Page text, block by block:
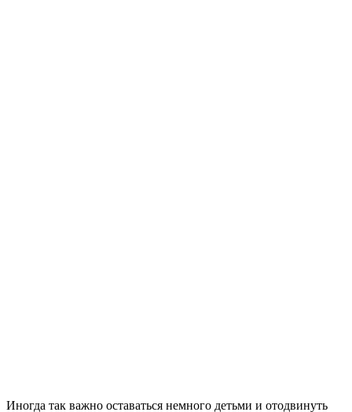
Иногда так важно оставаться немного детьми и отодвинуть